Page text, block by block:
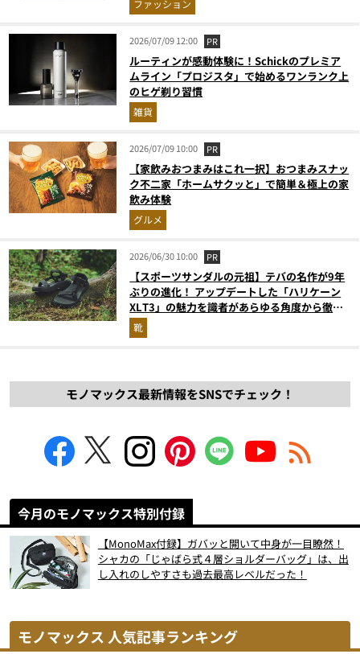
ファッション
2026/07/09 12:00 PR
ルーティンが感動体験に！Schickのプレミア
ムライン「プロジスタ」で始めるワンランク上
のヒゲ剃り習慣
雑貨
2026/07/09 10:00 PR
【家飲みおつまみはこれ一択】おつまみスナッ
ク不二家「ホームサクッと」で簡単＆極上の家
飲み体験
グルメ
2026/06/30 10:00 PR
【スポーツサンダルの元祖】テバの名作が9年
ぶりの進化！ アップデートした「ハリケーン
XLT3」の魅力を識者があらゆる角度から徹底
解説！
靴
モノマックス最新情報をSNSでチェック！
今月のモノマックス特別付録
【MonoMax付録】ガバッと開いて中身が一目瞭然！
シャカの「じゃばら式４層ショルダーバッグ」は、出
し入れのしやすさも過去最高レベルだった！
モノマックス 人気記事ランキング